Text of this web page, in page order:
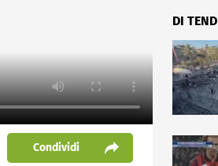
Condividi
DI